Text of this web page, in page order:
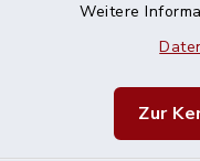
Weitere
Zur